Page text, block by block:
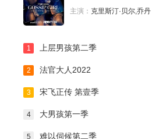
主演： 克里斯汀·贝尔,乔丹
1 上层男孩第二季
2 法官大人2022
3 宋飞正传 第壹季
4 大男孩第一季
5 难以伺候第二季